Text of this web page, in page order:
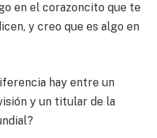
en el corazoncito que te
y creo que es algo en
hay entre un
y un titular de la